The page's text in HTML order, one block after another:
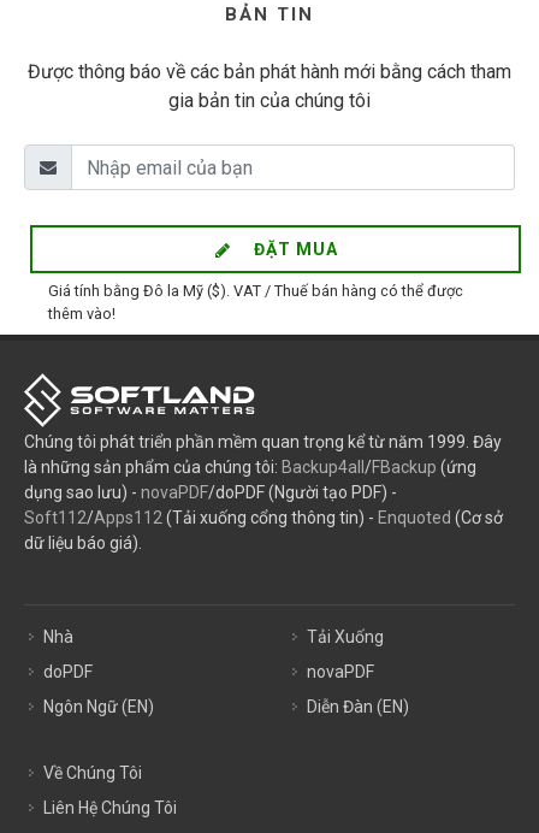
BẢN TIN
Được thông báo về các bản phát hành mới bằng cách tham
gia bản tin của chúng tôi
ĐẶT MUA
Giá tính bằng Đô la Mỹ ($). VAT / Thuế bán hàng có thể được
thêm vào!
Chúng tôi phát triển phần mềm quan trọng kể từ năm 1999. Đây
là những sản phẩm của chúng tôi: Backup4all /FBackup (ứng
dụng sao lưu) - novaPDF/doPDF (Người tạo PDF) -
Soft112/Apps112 (Tải xuống cổng thông tin) - Enquoted (Cơ sở
dữ liệu báo giá).
Nhà
doPDF
Ngôn Ngữ (EN)
Tải Xuống
novaPDF
Diễn Đàn (EN)
Về Chúng Tôi
Liên Hệ Chúng Tôi